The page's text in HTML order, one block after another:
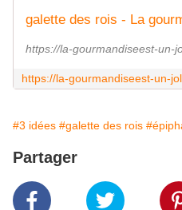
galette des rois - La
https://la-gourmandiseest-un-
#3 idées #galette des rois
Partager